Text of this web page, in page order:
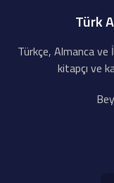
Türk
Türkçe, Almanca ve
kitapçı ve